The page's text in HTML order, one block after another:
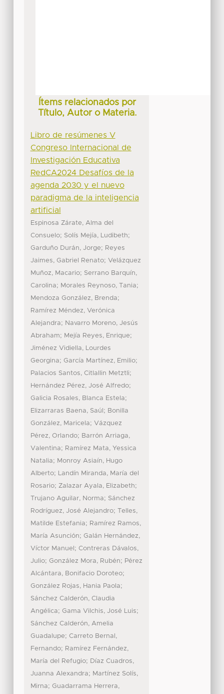
Ítems relacionados por
Título, Autor o Materia.
Libro de resúmenes V
Congreso Internacional de
Investigación Educativa
RedCA2024 Desafíos de la
agenda 2030 y el nuevo
paradigma de la inteligencia
artificial
Espinosa Zárate, Alma del
Consuelo; Solís Mejía, Ludibeth;
Garduño Durán, Jorge; Reyes
Jaimes, Gabriel Renato; Velázquez
Muñoz, Macario; Serrano Barquín,
Carolina; Morales Reynoso, Tania;
Mendoza González, Brenda;
Ramírez Méndez, Verónica
Alejandra; Navarro Moreno, Jesús
Abraham; Mejía Reyes, Enrique;
Jiménez Vidiella, Lourdes
Georgina; García Martínez, Emilio;
Palacios Santos, Citlallin Metztli;
Hernández Pérez, José Alfredo;
Galicia Rosales, Blanca Estela;
Elizarraras Baena, Saúl ; Bonilla
González, Maricela; Vázquez
Pérez, Orlando; Barrón Arriaga,
Valentina; Ramírez Mata, Yessica
Natalia; Monroy Asiaín, Hugo
Alberto; Landín Miranda, María del
Rosario; Zalazar Ayala, Elizabeth;
Trujano Aguilar, Norma; Sánchez
Rodríguez, José Alejandro; Telles,
Matilde Estefania; Ramírez Ramos,
María Asunción; Galán Hernández,
Víctor Manuel ; Contreras Dávalos,
Julio; González Mora, Rubén; Pérez
Alcántara, Bonifacio Doroteo;
González Rojas, Hania Paola;
Sánchez Calderón, Claudia
Angélica; Gama Vilchis, José Luis;
Sánchez Calderón, Amelia
Guadalupe; Carreto Bernal,
Fernando; Ramírez Fernández,
María del Refugio; Díaz Cuadros,
Juanna Alexandra; Martínez Solís,
Mirna; Guadarrama Herrera,